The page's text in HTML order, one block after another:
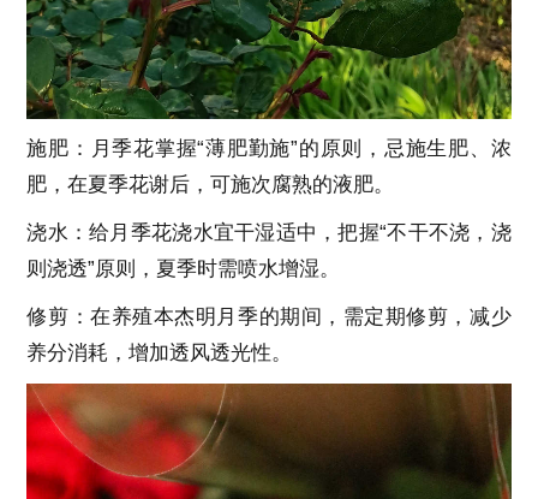
施肥：月季花掌握“薄肥勤施”的原则，忌施生肥、浓
肥，在夏季花谢后，可施次腐熟的液肥。
浇水：给月季花浇水宜干湿适中，把握“不干不浇，浇
则浇透”原则，夏季时需喷水增湿。
修剪：在养殖本杰明月季的期间，需定期修剪，减少
养分消耗，增加透风透光性。